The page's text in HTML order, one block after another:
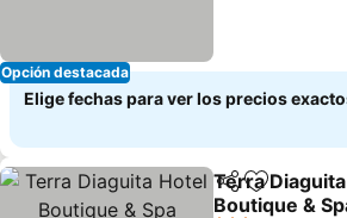
Opción destacada
Elige fechas para ver los precios
Compartir
Agregar a
Terra
Boutique &